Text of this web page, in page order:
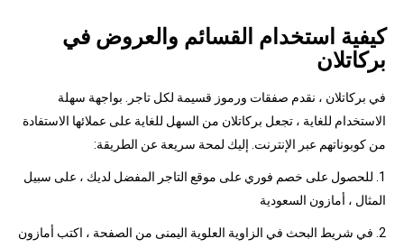
كيفية استخدام القسائم والعروض في
بركاتلان
في بركاتلان ، نقدم صفقات ورموز قسيمة لكل تاجر. بواجهة سهلة
الاستخدام للغاية ، تجعل بركاتلان من السهل للغاية على عملائها الاستفادة
من كوبوناتهم عبر الإنترنت. إليك لمحة سريعة عن الطريقة:
1. للحصول على خصم فوري على موقع التاجر المفضل لديك ، على سبيل
المثال ، أمازون السعودية
2. في شريط البحث في الزاوية العلوية اليمنى من الصفحة ، اكتب أمازون